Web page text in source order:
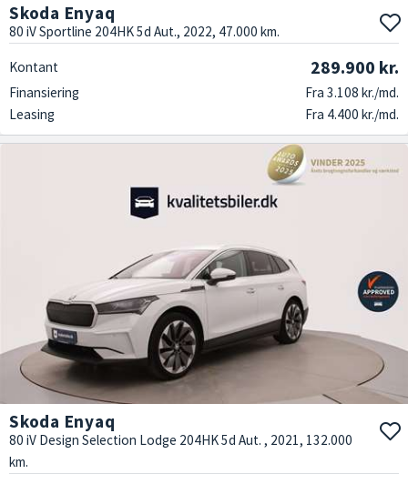
Skoda Enyaq
80 iV Sportline 204HK 5d Aut., 2022, 47.000 km.
Kontant 289.900 kr.
Finansiering
Fra 3.108 kr./md.
Leasing
Fra 4.400 kr./md.
Skoda Enyaq
80 iV Design Selection Lodge 204HK 5d Aut. , 2021, 132.000
km.